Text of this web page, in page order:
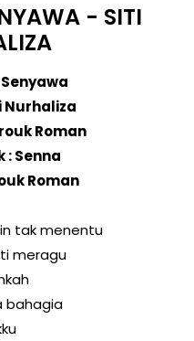
- SITI
Nurhaliza
Roman
: Senna
Roman
tak menentu
meragu
bahagia